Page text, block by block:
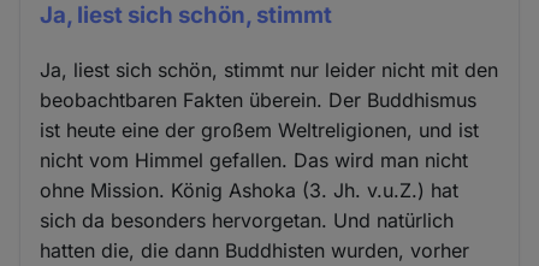
Ja, liest sich schön, stimmt
Ja, liest sich schön, stimmt nur leider nicht mit den
beobachtbaren Fakten überein. Der Buddhismus
ist heute eine der großem Weltreligionen, und ist
nicht vom Himmel gefallen. Das wird man nicht
ohne Mission. König Ashoka (3. Jh. v.u.Z.) hat
sich da besonders hervorgetan. Und natürlich
hatten die, die dann Buddhisten wurden, vorher